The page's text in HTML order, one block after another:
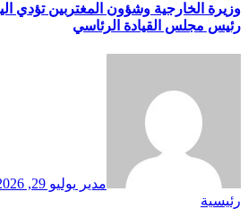
وزيرة الخارجية وشؤون المغتربين تؤدي
رئيس مجلس القيادة الرئاسي
مدير يوليو 29, 2026
رئيسية